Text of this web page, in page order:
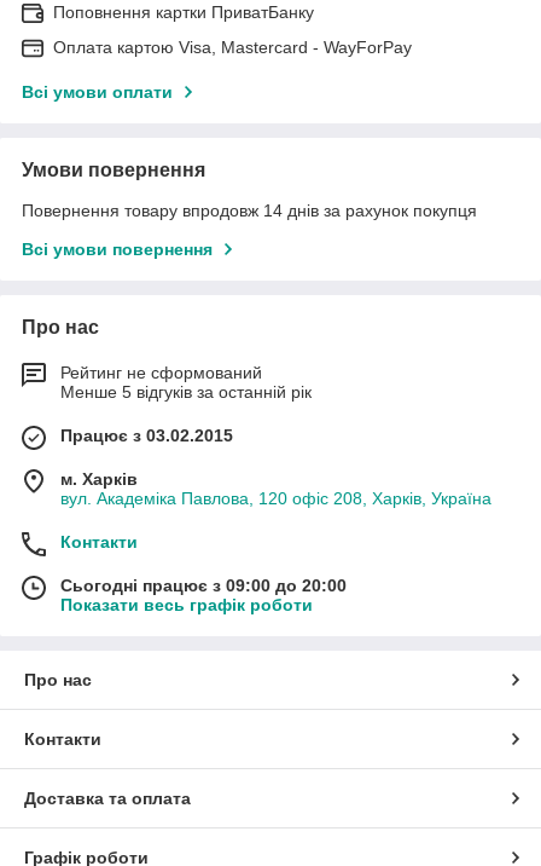
Поповнення картки ПриватБанку
Оплата картою Visa, Mastercard - WayForPay
Всі умови оплати
Умови повернення
Повернення товару впродовж 14 днів за рахунок покупця
Всі умови повернення
Про нас
Рейтинг не сформований
Менше 5 відгуків за останній рік
Працює з 03.02.2015
м. Харків
вул. Академіка Павлова, 120 офіс 208, Харків, Україна
Контакти
Сьогодні працює з 09:00 до 20:00
Показати весь графік роботи
Про нас
Контакти
Доставка та оплата
Графік роботи